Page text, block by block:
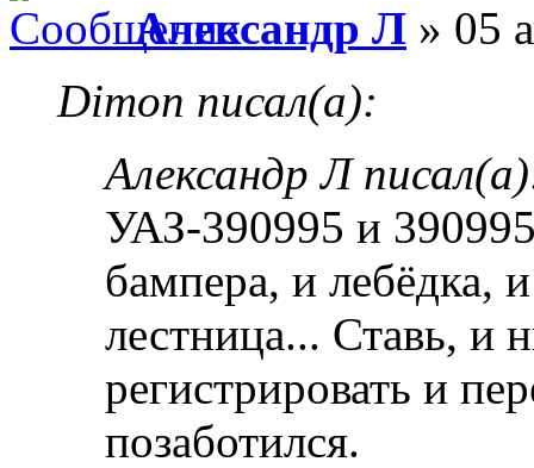
Александр Л » 05
Dimon писал(а):
Александр Л
УАЗ-390995 и
бампера, и лебёдка,
лестница... Ставь, и
регистрировать и
позаботился.